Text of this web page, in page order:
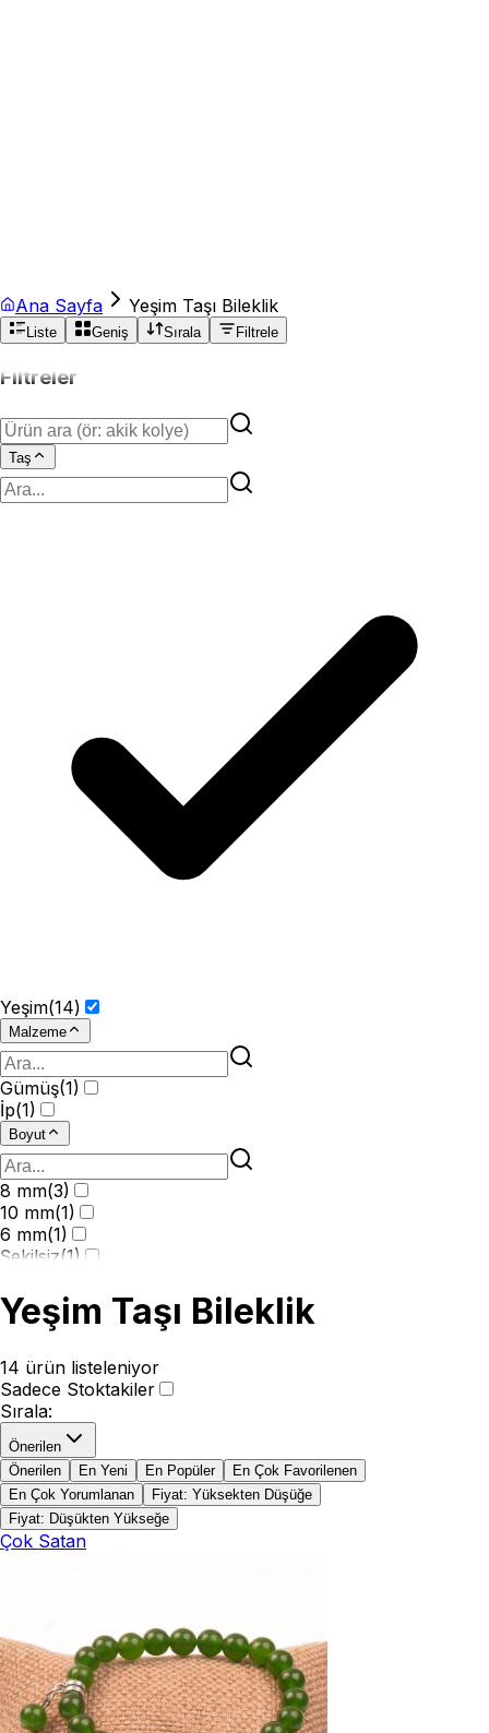
Ana Sayfa Yeşim Taşı Bileklik
Liste Geniş Sırala Filtrele
Filtreler
Taş
Yeşim(14)
Malzeme
Gümüş(1)
İp(1)
Boyut
8 mm(3)
10 mm(1)
6 mm(1)
Şekilsiz(1)
Yeşim Taşı Bileklik
14 ürün listeleniyor
Sadece Stoktakiler
Sırala:
Önerilen
Önerilen
En Yeni En Popüler
En Çok Favorilenen
En Çok Yorumlanan
Fiyat: Yüksekten Düşüğe
Fiyat: Düşükten Yükseğe
Çok Satan